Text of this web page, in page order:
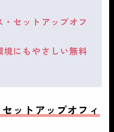
セットアップオフ
境にもやさしい無料
ットアップオフィ